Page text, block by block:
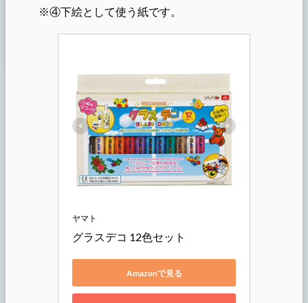
※④下絵として使う紙です。
ヤマト
グラスデコ 12色セット
Amazonで見る